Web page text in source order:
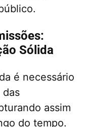
Sólida
é necessário
das
assim
do tempo.